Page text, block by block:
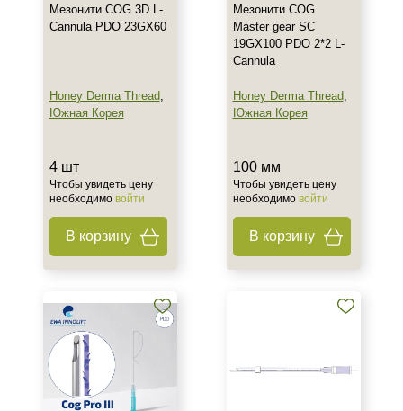
Мезонити COG 3D L-
Cannula PDO 23GX60
Honey Derma Thread,
Южная Корея
4 шт
Чтобы увидеть цену
необходимо войти
В корзину
Мезонити COG
Master gear SC
19GX100 PDO 2*2 L-
Cannula
Honey Derma Thread,
Южная Корея
100 мм
Чтобы увидеть цену
необходимо войти
В корзину